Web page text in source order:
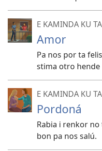
E KAMINDA KU
Amor
Pa nos por ta
stima otro
E KAMINDA KU
Pordoná
Rabia i renkor
bon pa nos salú.